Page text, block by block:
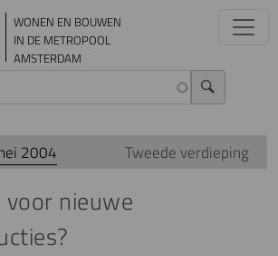
gaan
WONEN EN BOUWEN
IN DE METROPOOL
AMSTERDAM
2004 Tweede verdieping
nieuwe